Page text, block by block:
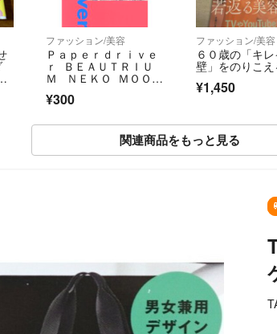
ファッション/美容
Ｐａｐｅｒｄｒｉｖｅ
ｒ ＢＥＡＵＴＲＩＵ
Ｍ ＮＥＫＯ ＭＯＯＫ
リッシング
¥300
ファッション/美容
６０歳の「キ
壁」をのりこえ
¥1,450
関連商品をもっと見る